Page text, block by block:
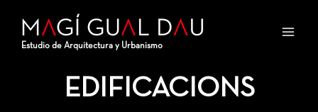
Estudio de Arquitectura y Urbanismo
EDIFICACIONS